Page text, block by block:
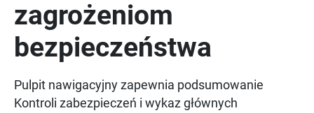
zagrożeniom
bezpieczeństwa
Pulpit nawigacyjny zapewnia podsumowanie
Kontroli zabezpieczeń i wykaz głównych